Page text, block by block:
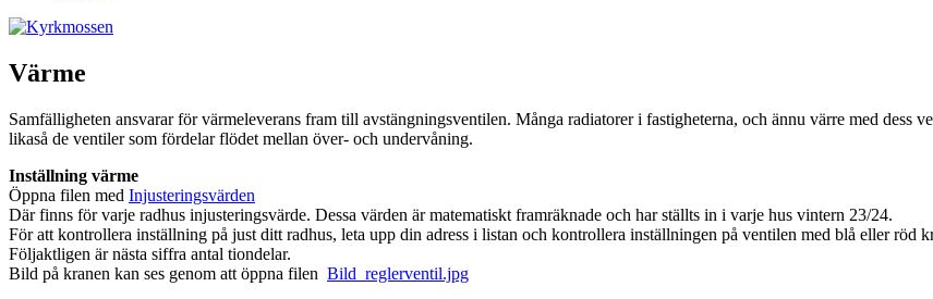
Värme
Samfälligheten ansvarar för värmeleverans fram till avstängningsventilen. Många radiatorer i fastigheterna, och ännu värre med dess
likaså de ventiler som fördelar flödet mellan över- och undervåning.
Inställning värme
Öppna filen med Injusteringsvärden
Där finns för varje radhus injusteringsvärde. Dessa värden är matematiskt framräknade och har ställts in i varje hus vintern 23/24.
För att kontrollera inställning på just ditt radhus, leta upp din adress i listan och kontrollera inställningen på ventilen med blå eller röd
Följaktligen är nästa siffra antal tiondelar.
Bild på kranen kan ses genom att öppna filen Bild_reglerventil.jpg